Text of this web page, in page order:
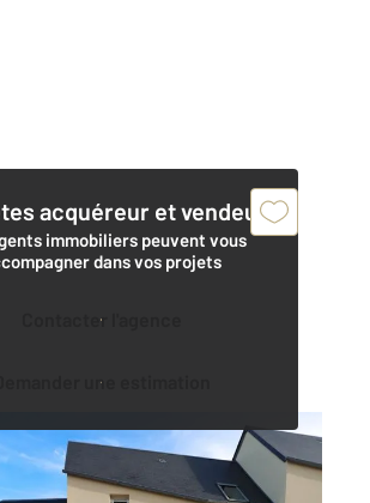
acquéreur et vendeur,
immobiliers peuvent vous
dans vos projets
Contacter l'agence
Demander une estimation
CARTERET 50